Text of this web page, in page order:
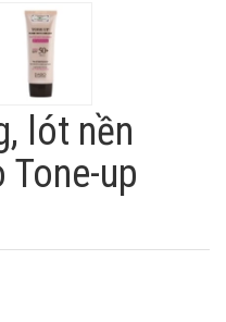
lót nền
up